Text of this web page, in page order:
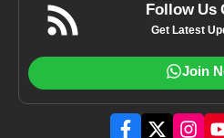
Follow Us
Get Latest
Join